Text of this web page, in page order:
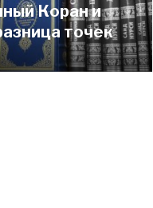
Коран и
точек